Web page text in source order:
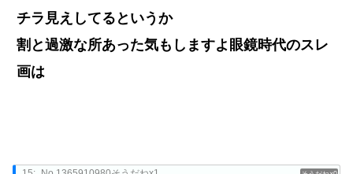
チラ見えしてるというか
割と過激な所あった気もしますよ眼鏡時代のスレ
画は